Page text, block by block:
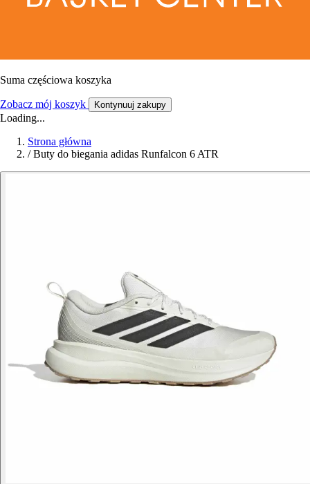
Suma częściowa koszyka
Zobacz mój koszyk Kontynuuj zakupy
Loading...
Strona główna
/ Buty do biegania adidas Runfalcon 6 ATR